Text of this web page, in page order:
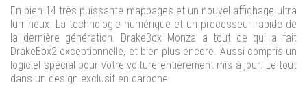
En bien 14 très puissante mappages et un nouvel affichage ultra
lumineux. La technologie numérique et un processeur rapide de
la dernière génération. DrakeBox Monza a tout ce qui a fait
DrakeBox2 exceptionnelle, et bien plus encore. Aussi compris un
logiciel spécial pour votre voiture entièrement mis à jour. Le tout
dans un design exclusif en carbone.